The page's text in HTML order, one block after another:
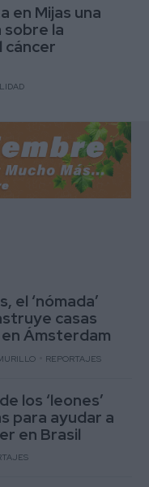
en Mijas una
la
cáncer
el ‘nómada’
casas
Ámsterdam
REPORTAJES
los ‘leones’
para ayudar a
en Brasil